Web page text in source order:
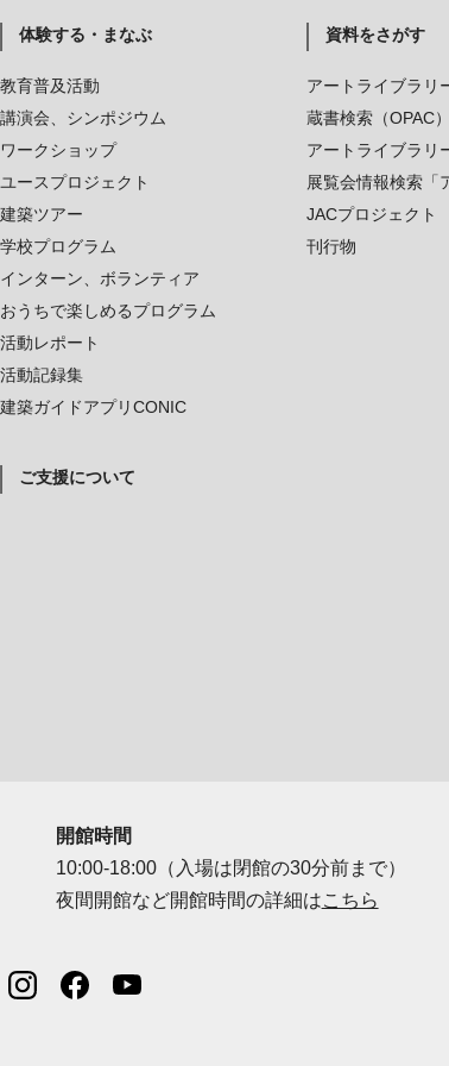
体験する・まなぶ
教育普及活動
講演会、シンポジウム
ワークショップ
ユースプロジェクト
建築ツアー
学校プログラム
インターン、ボランティア
おうちで楽しめるプログラム
活動レポート
活動記録集
建築ガイドアプリCONIC
資料をさがす
アートライブラリ
蔵書検索（OPAC）
アートライブラリ
展覧会情報検索「
JACプロジェクト
刊行物
ご支援について
開館時間
10:00-18:00（入場は閉館の30分前まで）
夜間開館など開館時間の詳細はこちら